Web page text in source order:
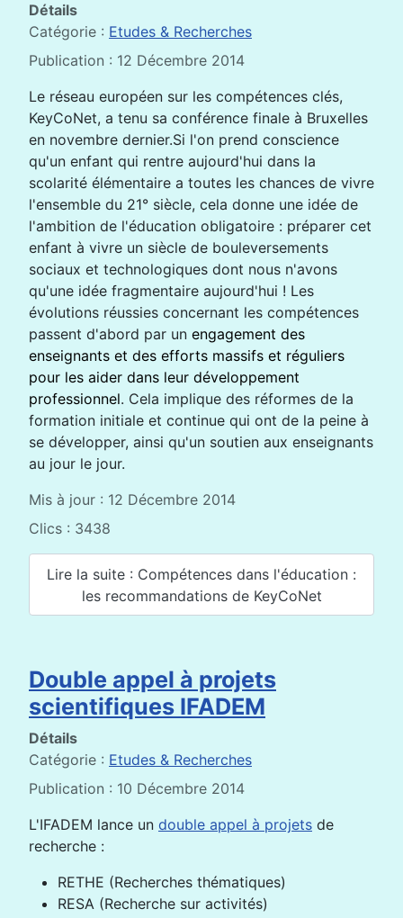
Détails
Catégorie : Etudes & Recherches
Publication : 12 Décembre 2014
Le réseau européen sur les compétences clés,
KeyCoNet, a tenu sa conférence finale à Bruxelles
en novembre dernier.Si l'on prend conscience
qu'un enfant qui rentre aujourd'hui dans la
scolarité élémentaire a toutes les chances de vivre
l'ensemble du 21° siècle, cela donne une idée de
l'ambition de l'éducation obligatoire : préparer cet
enfant à vivre un siècle de bouleversements
sociaux et technologiques dont nous n'avons
qu'une idée fragmentaire aujourd'hui ! Les
évolutions réussies concernant les compétences
passent d'abord par un engagement des
enseignants et des efforts massifs et réguliers
pour les aider dans leur développement
professionnel. Cela implique des réformes de la
formation initiale et continue qui ont de la peine à
se développer, ainsi qu'un soutien aux enseignants
au jour le jour.
Mis à jour : 12 Décembre 2014
Clics : 3438
Lire la suite : Compétences dans l'éducation :
les recommandations de KeyCoNet
Double appel à projets
scientifiques IFADEM
Détails
Catégorie : Etudes & Recherches
Publication : 10 Décembre 2014
L'IFADEM lance un double appel à projets de
recherche :
RETHE (Recherches thématiques)
RESA (Recherche sur activités)